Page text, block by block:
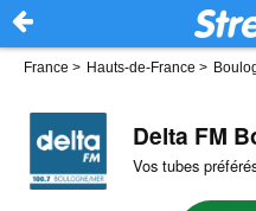
France > Hauts-de-France >
Delta FM
Vos tubes